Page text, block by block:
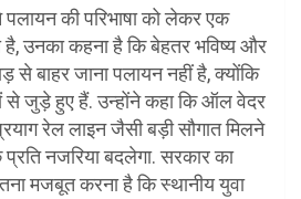
पलायन की परिभाषा को लेकर एक
उनका कहना है कि बेहतर भविष्य और
से बाहर जाना पलायन नहीं है, क्योंकि
जुड़े हुए हैं. उन्होंने कहा कि ऑल वेदर
रेल लाइन जैसी बड़ी सौगात मिलने
नजरिया बदलेगा. सरकार का
मजबूत करना है कि स्थानीय युवा